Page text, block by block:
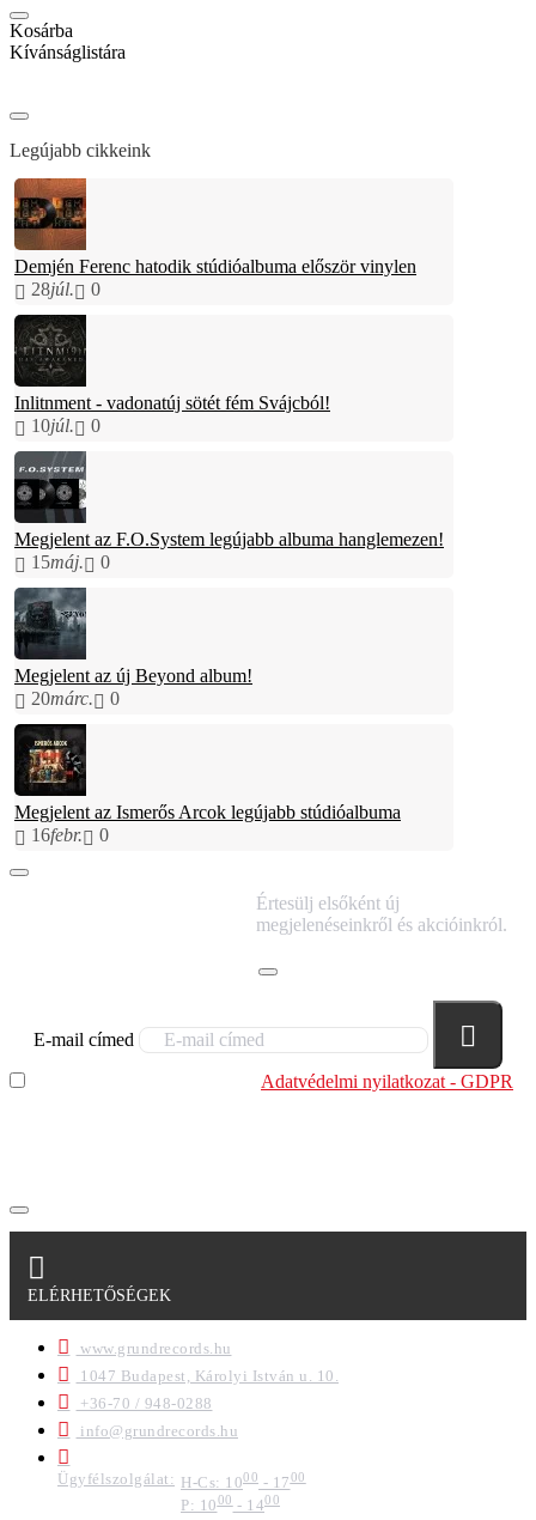
Kosárba
Kívánságlistára
Legújabb cikkeink
Demjén Ferenc hatodik stúdióalbuma először vinylen
28júl. 0
Inlitnment - vadonatúj sötét fém Svájcból!
10júl. 0
Megjelent az F.O.System legújabb albuma hanglemezen!
15máj. 0
Megjelent az új Beyond album!
20márc. 0
Megjelent az Ismerős Arcok legújabb stúdióalbuma
16febr. 0
Értesülj elsőként új
megjelenéseinkről és akcióinkról.
E-mail címed
Adatvédelmi nyilatkozat - GDPR
ELÉRHETŐSÉGEK
www.grundrecords.hu
1047 Budapest, Károlyi István u. 10.
+36-70 / 948-0288
info@grundrecords.hu
Ügyfélszolgálat: H-Cs: 1000 - 1700
P: 1000- 1400